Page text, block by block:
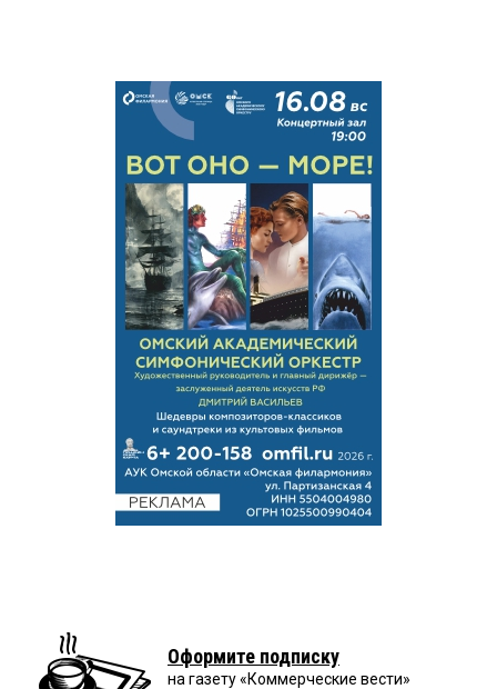
Оформите подписку
на газету «Коммерческие вести»